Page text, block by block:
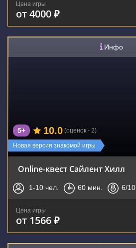
Цена игры
от 4000 ₽
Инфо
Новая версия знакомой игры
5+ 10.0 (оценок - 2)
Online-квест Сайлент Хилл
1-10 чел. 60 мин. 6/10
Цена игры
от 1566 ₽